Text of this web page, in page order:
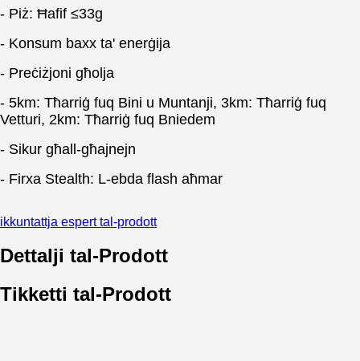
- Piż: Ħafif ≤33g
- Konsum baxx ta' enerġija
- Preċiżjoni għolja
- 5km: Tħarriġ fuq Bini u Muntanji, 3km: Tħarriġ fuq
Vetturi, 2km: Tħarriġ fuq Bniedem
- Sikur għall-għajnejn
- Firxa Stealth: L-ebda flash aħmar
ikkuntattja espert tal-prodott
Dettalji tal-Prodott
Tikketti tal-Prodott